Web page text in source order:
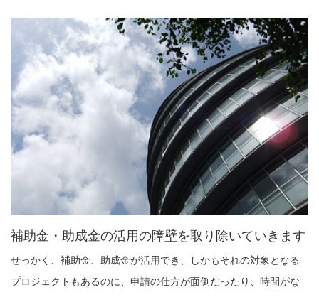
補助金・助成金の活用の障壁を取り除いていきます
せっかく、補助金、助成金が活用でき、しかもそれの対象となる
プロジェクトもあるのに、申請の仕方が面倒だったり、時間がな